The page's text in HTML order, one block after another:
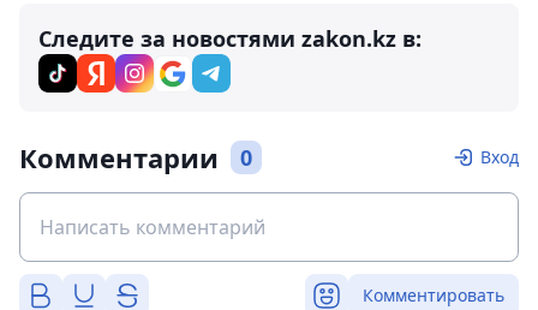
Следите за новостями zakon.kz в:
Комментарии 0 Вход
Комментировать